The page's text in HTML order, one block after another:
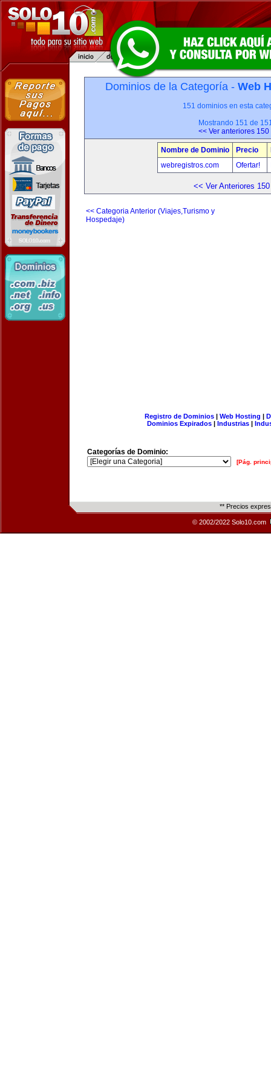
Dominios de la Categoría - Web
151 dominios en esta
Mostrando 151 de
<< Ver anteriores 150
Nombre de Dominio Precio
webregistros.com
Ofertar!
<< Ver Anteriores 150
<< Categoria Anterior (Viajes,Turismo y
Hospedaje)
Registro de Dominios| Web Hosting |
Dominios Expirados | Industrias |
Categorías de Dominio:
[Pág.
** Precios
© 2002/2022 Solo10.com